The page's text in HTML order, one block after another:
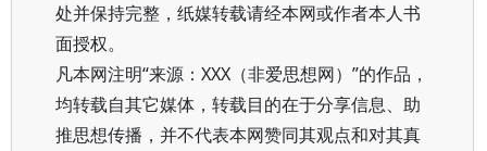
处并保持完整，纸媒转载请经本网或作者本人书
面授权。
凡本网注明“来源：XXX（非爱思想网）”的作品，
均转载自其它媒体，转载目的在于分享信息、助
推思想传播，并不代表本网赞同其观点和对其真